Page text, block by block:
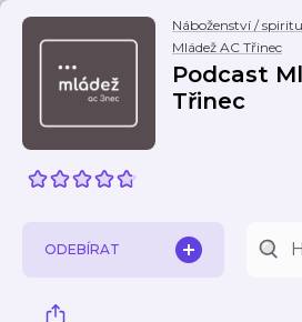
Náboženství /
Mládež AC Třinec
Podcast
Třinec
ODEBÍRAT